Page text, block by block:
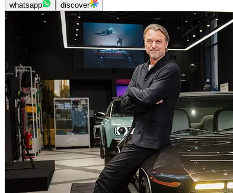
whatsapp discover